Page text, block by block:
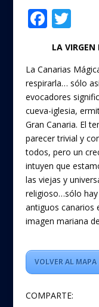
F
ac
e
b
o
o
k
T
w
itt
er
LA
La Canarias
respirarla… sólo
evocadores
cueva-iglesia,
Gran Canaria. El
parecer trivial y
todos, pero un
intuyen que
las viejas y
religioso…sólo
antiguos canarios
imagen mariana
VOLVER AL MAPA
COMPARTE: